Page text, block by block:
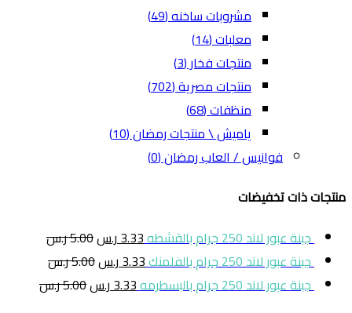
مشروبات ساخنه(49)
معلبات(14)
منتجات فخار(3)
منتجات مصرية(702)
منظفات(68)
ياميش \ منتجات رمضان(10)
فوانيس / العاب رمضان(0)
منتجات ذات تخفيضات
جبنة عبور لاند 250 جرام بالقشطه
3.33ر.س5.00ر.س
جبنة عبور لاند 250 جرام بالفلمنك
3.33ر.س5.00ر.س
جبنة عبور لاند 250 جرام بالبسطرمه
3.33ر.س5.00ر.س